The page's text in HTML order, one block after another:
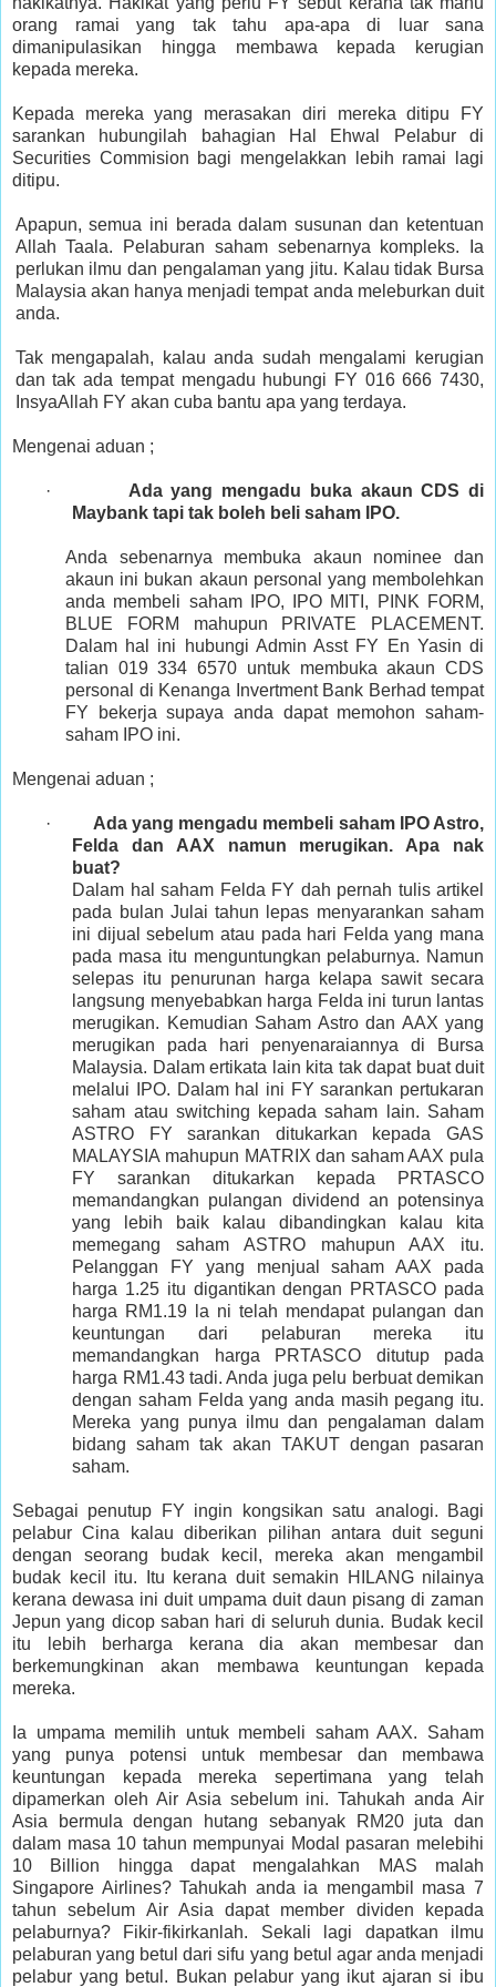
orang ramai yang tak tahu apa-apa di luar sana
dimanipulasikan hingga membawa kepada kerugian
kepada mereka.
Kepada mereka yang merasakan diri mereka ditipu FY
sarankan hubungilah bahagian Hal Ehwal Pelabur di
Securities Commision bagi mengelakkan lebih ramai lagi
ditipu.
Apapun, semua ini berada dalam susunan dan ketentuan
Allah Taala. Pelaburan saham sebenarnya kompleks. Ia
perlukan ilmu dan pengalaman yang jitu. Kalau tidak Bursa
Malaysia akan hanya menjadi tempat anda meleburkan duit
anda.
Tak mengapalah, kalau anda sudah mengalami kerugian
dan tak ada tempat mengadu hubungi FY 016 666 7430,
InsyaAllah FY akan cuba bantu apa yang terdaya.
Mengenai aduan ;
· Ada yang mengadu buka akaun CDS di
Maybank tapi tak boleh beli saham IPO.
Anda sebenarnya membuka akaun nominee dan
akaun ini bukan akaun personal yang membolehkan
anda membeli saham IPO, IPO MITI, PINK FORM,
BLUE FORM mahupun PRIVATE PLACEMENT.
Dalam hal ini hubungi Admin Asst FY En Yasin di
talian 019 334 6570 untuk membuka akaun CDS
personal di Kenanga Invertment Bank Berhad tempat
FY bekerja supaya anda dapat memohon saham-
saham IPO ini.
Mengenai aduan ;
· Ada yang mengadu membeli saham IPO Astro,
Felda dan AAX namun merugikan. Apa nak
buat?
Dalam hal saham Felda FY dah pernah tulis artikel
pada bulan Julai tahun lepas menyarankan saham
ini dijual sebelum atau pada hari Felda yang mana
pada masa itu menguntungkan pelaburnya. Namun
selepas itu penurunan harga kelapa sawit secara
langsung menyebabkan harga Felda ini turun lantas
merugikan. Kemudian Saham Astro dan AAX yang
merugikan pada hari penyenaraiannya di Bursa
Malaysia. Dalam ertikata lain kita tak dapat buat duit
melalui IPO. Dalam hal ini FY sarankan pertukaran
saham atau switching kepada saham lain. Saham
ASTRO FY sarankan ditukarkan kepada GAS
MALAYSIA mahupun MATRIX dan saham AAX pula
FY sarankan ditukarkan kepada PRTASCO
memandangkan pulangan dividend an potensinya
yang lebih baik kalau dibandingkan kalau kita
memegang saham ASTRO mahupun AAX itu.
Pelanggan FY yang menjual saham AAX pada
harga 1.25 itu digantikan dengan PRTASCO pada
harga RM1.19 la ni telah mendapat pulangan dan
keuntungan dari pelaburan mereka itu
memandangkan harga PRTASCO ditutup pada
harga RM1.43 tadi. Anda juga pelu berbuat demikan
dengan saham Felda yang anda masih pegang itu.
Mereka yang punya ilmu dan pengalaman dalam
bidang saham tak akan TAKUT dengan pasaran
saham.
Sebagai penutup FY ingin kongsikan satu analogi. Bagi
pelabur Cina kalau diberikan pilihan antara duit seguni
dengan seorang budak kecil, mereka akan mengambil
budak kecil itu. Itu kerana duit semakin HILANG nilainya
kerana dewasa ini duit umpama duit daun pisang di zaman
Jepun yang dicop saban hari di seluruh dunia. Budak kecil
itu lebih berharga kerana dia akan membesar dan
berkemungkinan akan membawa keuntungan kepada
mereka.
Ia umpama memilih untuk membeli saham AAX. Saham
yang punya potensi untuk membesar dan membawa
keuntungan kepada mereka sepertimana yang telah
dipamerkan oleh Air Asia sebelum ini. Tahukah anda Air
Asia bermula dengan hutang sebanyak RM20 juta dan
dalam masa 10 tahun mempunyai Modal pasaran melebihi
10 Billion hingga dapat mengalahkan MAS malah
Singapore Airlines? Tahukah anda ia mengambil masa 7
tahun sebelum Air Asia dapat member dividen kepada
pelaburnya? Fikir-fikirkanlah. Sekali lagi dapatkan ilmu
pelaburan yang betul dari sifu yang betul agar anda menjadi
pelabur yang betul. Bukan pelabur yang ikut ajaran si ibu